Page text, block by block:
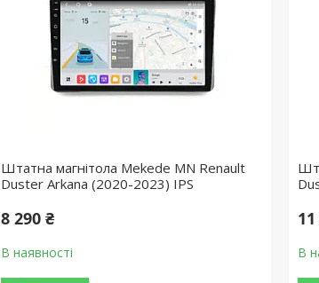
Штатна магнітола Mekede MN Renault
Duster Arkana (2020-2023) IPS
8 290 ₴
В наявності В